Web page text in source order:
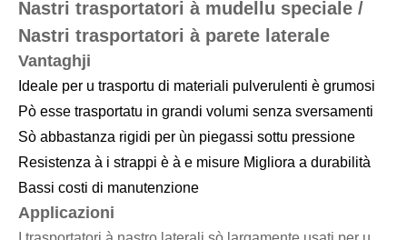
Nastri trasportatori à mudellu speciale /
Nastri trasportatori à parete laterale
Vantaghji
Ideale per u trasportu di materiali pulverulenti è grumosi
Pò esse trasportatu in grandi volumi senza sversamenti
Sò abbastanza rigidi per ùn piegassi sottu pressione
Resistenza à i strappi è à e misure Migliora a durabilità
Bassi costi di manutenzione
Applicazioni